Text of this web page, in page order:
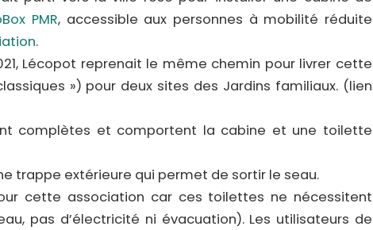
PMR, accessible aux personnes à mobilité réduite
.
Lécopot reprenait le même chemin pour livrer cette
») pour deux sites des Jardins familiaux. (lien
complètes et comportent la cabine et une toilette
trappe extérieure qui permet de sortir le seau.
cette association car ces toilettes ne nécessitent
pas d’électricité ni évacuation). Les utilisateurs de